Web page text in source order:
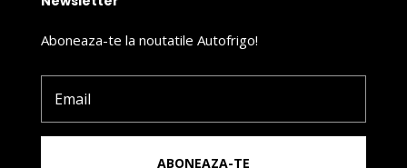
Aboneaza-te la noutatile Autofrigo!
ABONEAZA-TE